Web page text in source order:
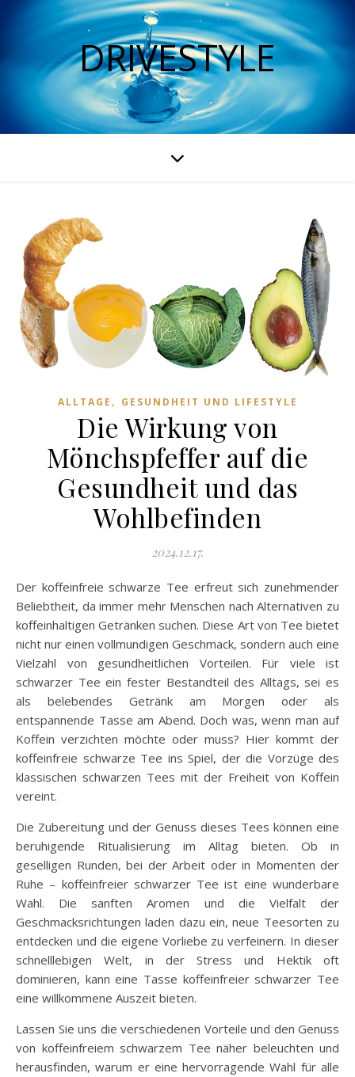
DRIVESTYLE
ALLTAGE , GESUNDHEIT UND LIFESTYLE
Die Wirkung von
Mönchspfeffer auf die
Gesundheit und das
Wohlbefinden
2024.12.17.
Der koffeinfreie schwarze Tee erfreut sich zunehmender
Beliebtheit, da immer mehr Menschen nach Alternativen zu
koffeinhaltigen Getränken suchen. Diese Art von Tee bietet
nicht nur einen vollmundigen Geschmack, sondern auch eine
Vielzahl von gesundheitlichen Vorteilen. Für viele ist
schwarzer Tee ein fester Bestandteil des Alltags, sei es
als belebendes Getränk am Morgen oder als
entspannende Tasse am Abend. Doch was, wenn man auf
Koffein verzichten möchte oder muss? Hier kommt der
koffeinfreie schwarze Tee ins Spiel, der die Vorzüge des
klassischen schwarzen Tees mit der Freiheit von Koffein
vereint.
Die Zubereitung und der Genuss dieses Tees können eine
beruhigende Ritualisierung im Alltag bieten. Ob in
geselligen Runden, bei der Arbeit oder in Momenten der
Ruhe – koffeinfreier schwarzer Tee ist eine wunderbare
Wahl. Die sanften Aromen und die Vielfalt der
Geschmacksrichtungen laden dazu ein, neue Teesorten zu
entdecken und die eigene Vorliebe zu verfeinern. In dieser
schnelllebigen Welt, in der Stress und Hektik oft
dominieren, kann eine Tasse koffeinfreier schwarzer Tee
eine willkommene Auszeit bieten.
Lassen Sie uns die verschiedenen Vorteile und den Genuss
von koffeinfreiem schwarzem Tee näher beleuchten und
herausfinden, warum er eine hervorragende Wahl für alle